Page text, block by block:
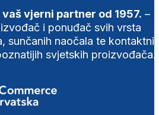
vjerni partner od 1957. –
i ponuđač svih vrsta
sunčanih naočala te
svjetskih proizvođača.